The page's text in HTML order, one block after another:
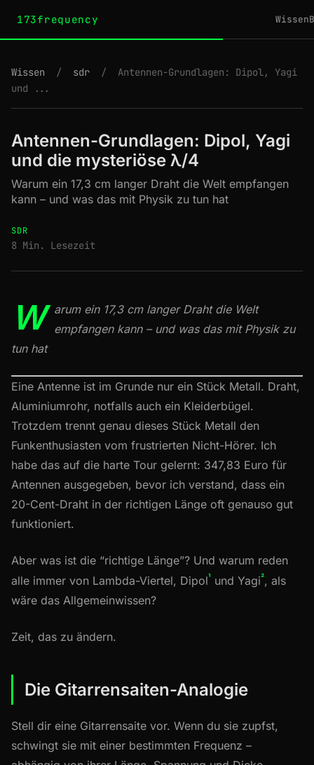
173frequency Wissen
Wissen / sdr /
Antennen-Grundlagen: Dipol, Yagi
und ...
Antennen-Grundlagen: Dipol, Yagi
und die mysteriöse λ/4
Warum ein 17,3 cm langer Draht die Welt empfangen
kann – und was das mit Physik zu tun hat
SDR
8 Min. Lesezeit
W
arum ein 17,3 cm langer Draht die Welt
empfangen kann – und was das mit Physik zu
tun hat
Eine Antenne ist im Grunde nur ein Stück Metall. Draht,
Aluminiumrohr, notfalls auch ein Kleiderbügel.
Trotzdem trennt genau dieses Stück Metall den
Funkenthusiasten vom frustrierten Nicht-Hörer. Ich
habe das auf die harte Tour gelernt: 347,83 Euro für
Antennen ausgegeben, bevor ich verstand, dass ein
20-Cent-Draht in der richtigen Länge oft genauso gut
funktioniert.
Aber was ist die “richtige Länge”? Und warum reden
alle immer von Lambda-Viertel, Dipol¹ und Yagi², als
wäre das Allgemeinwissen?
Zeit, das zu ändern.
Die Gitarrensaiten-Analogie
Stell dir eine Gitarrensaite vor. Wenn du sie zupfst,
schwingt sie mit einer bestimmten Frequenz –